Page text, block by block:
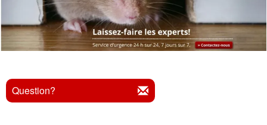
Question?